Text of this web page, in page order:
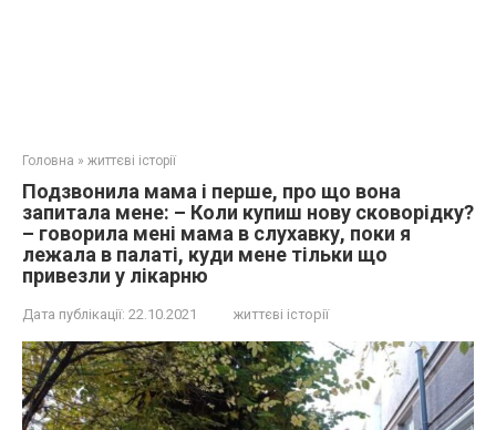
Головна » життєві історії
Подзвонила мама і перше, про що вона
запитала мене: – Коли купиш нову сковорідку?
– говорила мені мама в слухавку, поки я
лежала в палаті, куди мене тільки що
привезли у лікарню
Дата публікації: 22.10.2021 життєві історії